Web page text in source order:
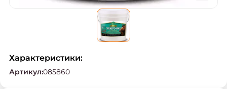
Характеристики:
Артикул:085860